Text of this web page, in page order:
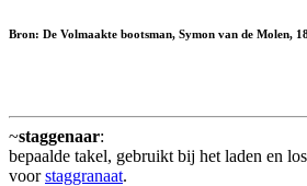
Bron: De Volmaakte bootsman, Symon van de Molen,
~staggenaar:
bepaalde takel, gebruikt bij het laden en
voorstaggranaat.